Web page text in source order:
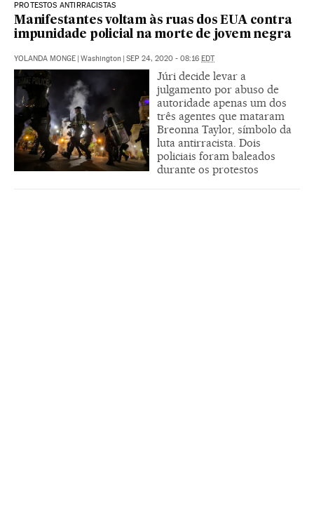
PROTESTOS ANTIRRACISTAS
Manifestantes voltam às ruas dos EUA contra
impunidade policial na morte de jovem negra
YOLANDA MONGE Washington SEP 24, 2020 - 08:16 EDT
Júri decide levar a
julgamento por abuso de
autoridade apenas um dos
três agentes que mataram
Breonna Taylor, símbolo da
luta antirracista. Dois
policiais foram baleados
durante os protestos